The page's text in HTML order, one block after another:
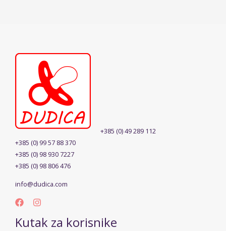
+385 (0) 49 289 112
+385 (0) 99 57 88 370
+385 (0) 98 930 7227
+385 (0) 98 806 476
info@dudica.com
Kutak za korisnike